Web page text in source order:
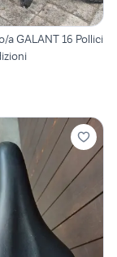
a GALANT 16 Pollici